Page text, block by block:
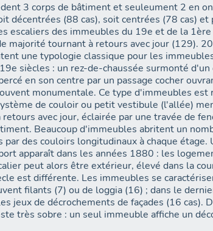
uni de 6 immeubles sur la rue Smith mais
(des. 17), les groupes Ravat (1924, 3
des. 19) gardent certains corps de
autour de cours et de passages ouverts
(1990) l´ensemble Presqu´île Verte rue
à l´intérieur d´une clôture : la cité SNCF
20), et la gendarmerie (1985, 22 corps
cours Rambaud. L´immeuble barre
fig. 52 ; 5-9bis cours Suchet, fig. 50 ; 19-21
ni de cour, ni de jardin, mais seule une
mitoyens, ne disposant d´aucun dégagement
petite taille, mais sans aller jusqu'à la
d'îlots a créé des cheminements assez
occupations de parcelle toute en longueur
des. 21). Les opérations immobilières les
3 corps de bâtiment et seuleument 2 en
décentrées (88 cas), soit centrées (78 cas)
escaliers des immeubles du 19e et de la
tournant à retours avec jour (129). 20 immeubles, parmi les
une typologie classique pour les
siècles : un rez-de-chaussée surmonté
en son centre par un passage cocher
monumentale. Ce type d'immeubles est
de couloir ou petit vestibule (l'allée)
avec jour, éclairée par une travée de
Beaucoup d'immeubles abritent un
des couloirs longitudinaux à chaque étage.
apparaît dans les années 1880 : les
alors être extérieur, élevé dans la cour. La typologie de
est différente. Les immeubles se
filants (7) ou de loggia (16) ; dans le
de décrochements de façades (16 cas). Dans ce quartier, le
très sobre : un seul immeuble affiche un